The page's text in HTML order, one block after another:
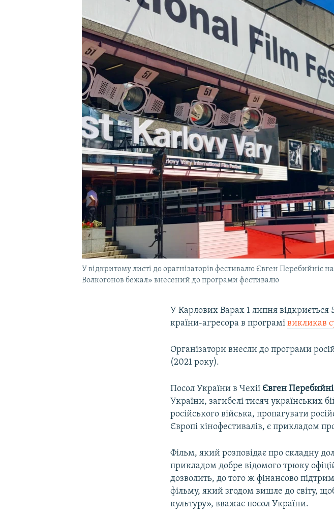
УКРАЇНСЬКА ПРОБЛЕМА КРИМУ
У відкритому листі до орагнізаторів фестивалю Євген Перебийніс
Волкогонов бежал» внесений до програми фестивалю
У Карлових Варах 1 липня
країни-агресора в програмівикликав
Організатори внесли до програми
(2021 року).
Посол України в Чехії Євген
України, загибелі тисяч українських
російського війська, пропагувати
Європі кінофестивалів, є прикладом
Фільм, який розповідає про складну
прикладом добре відомого трюку
дозволить, до того ж фінансово
фільму, який згодом вишле до світу,
культуру», вважає посол України.